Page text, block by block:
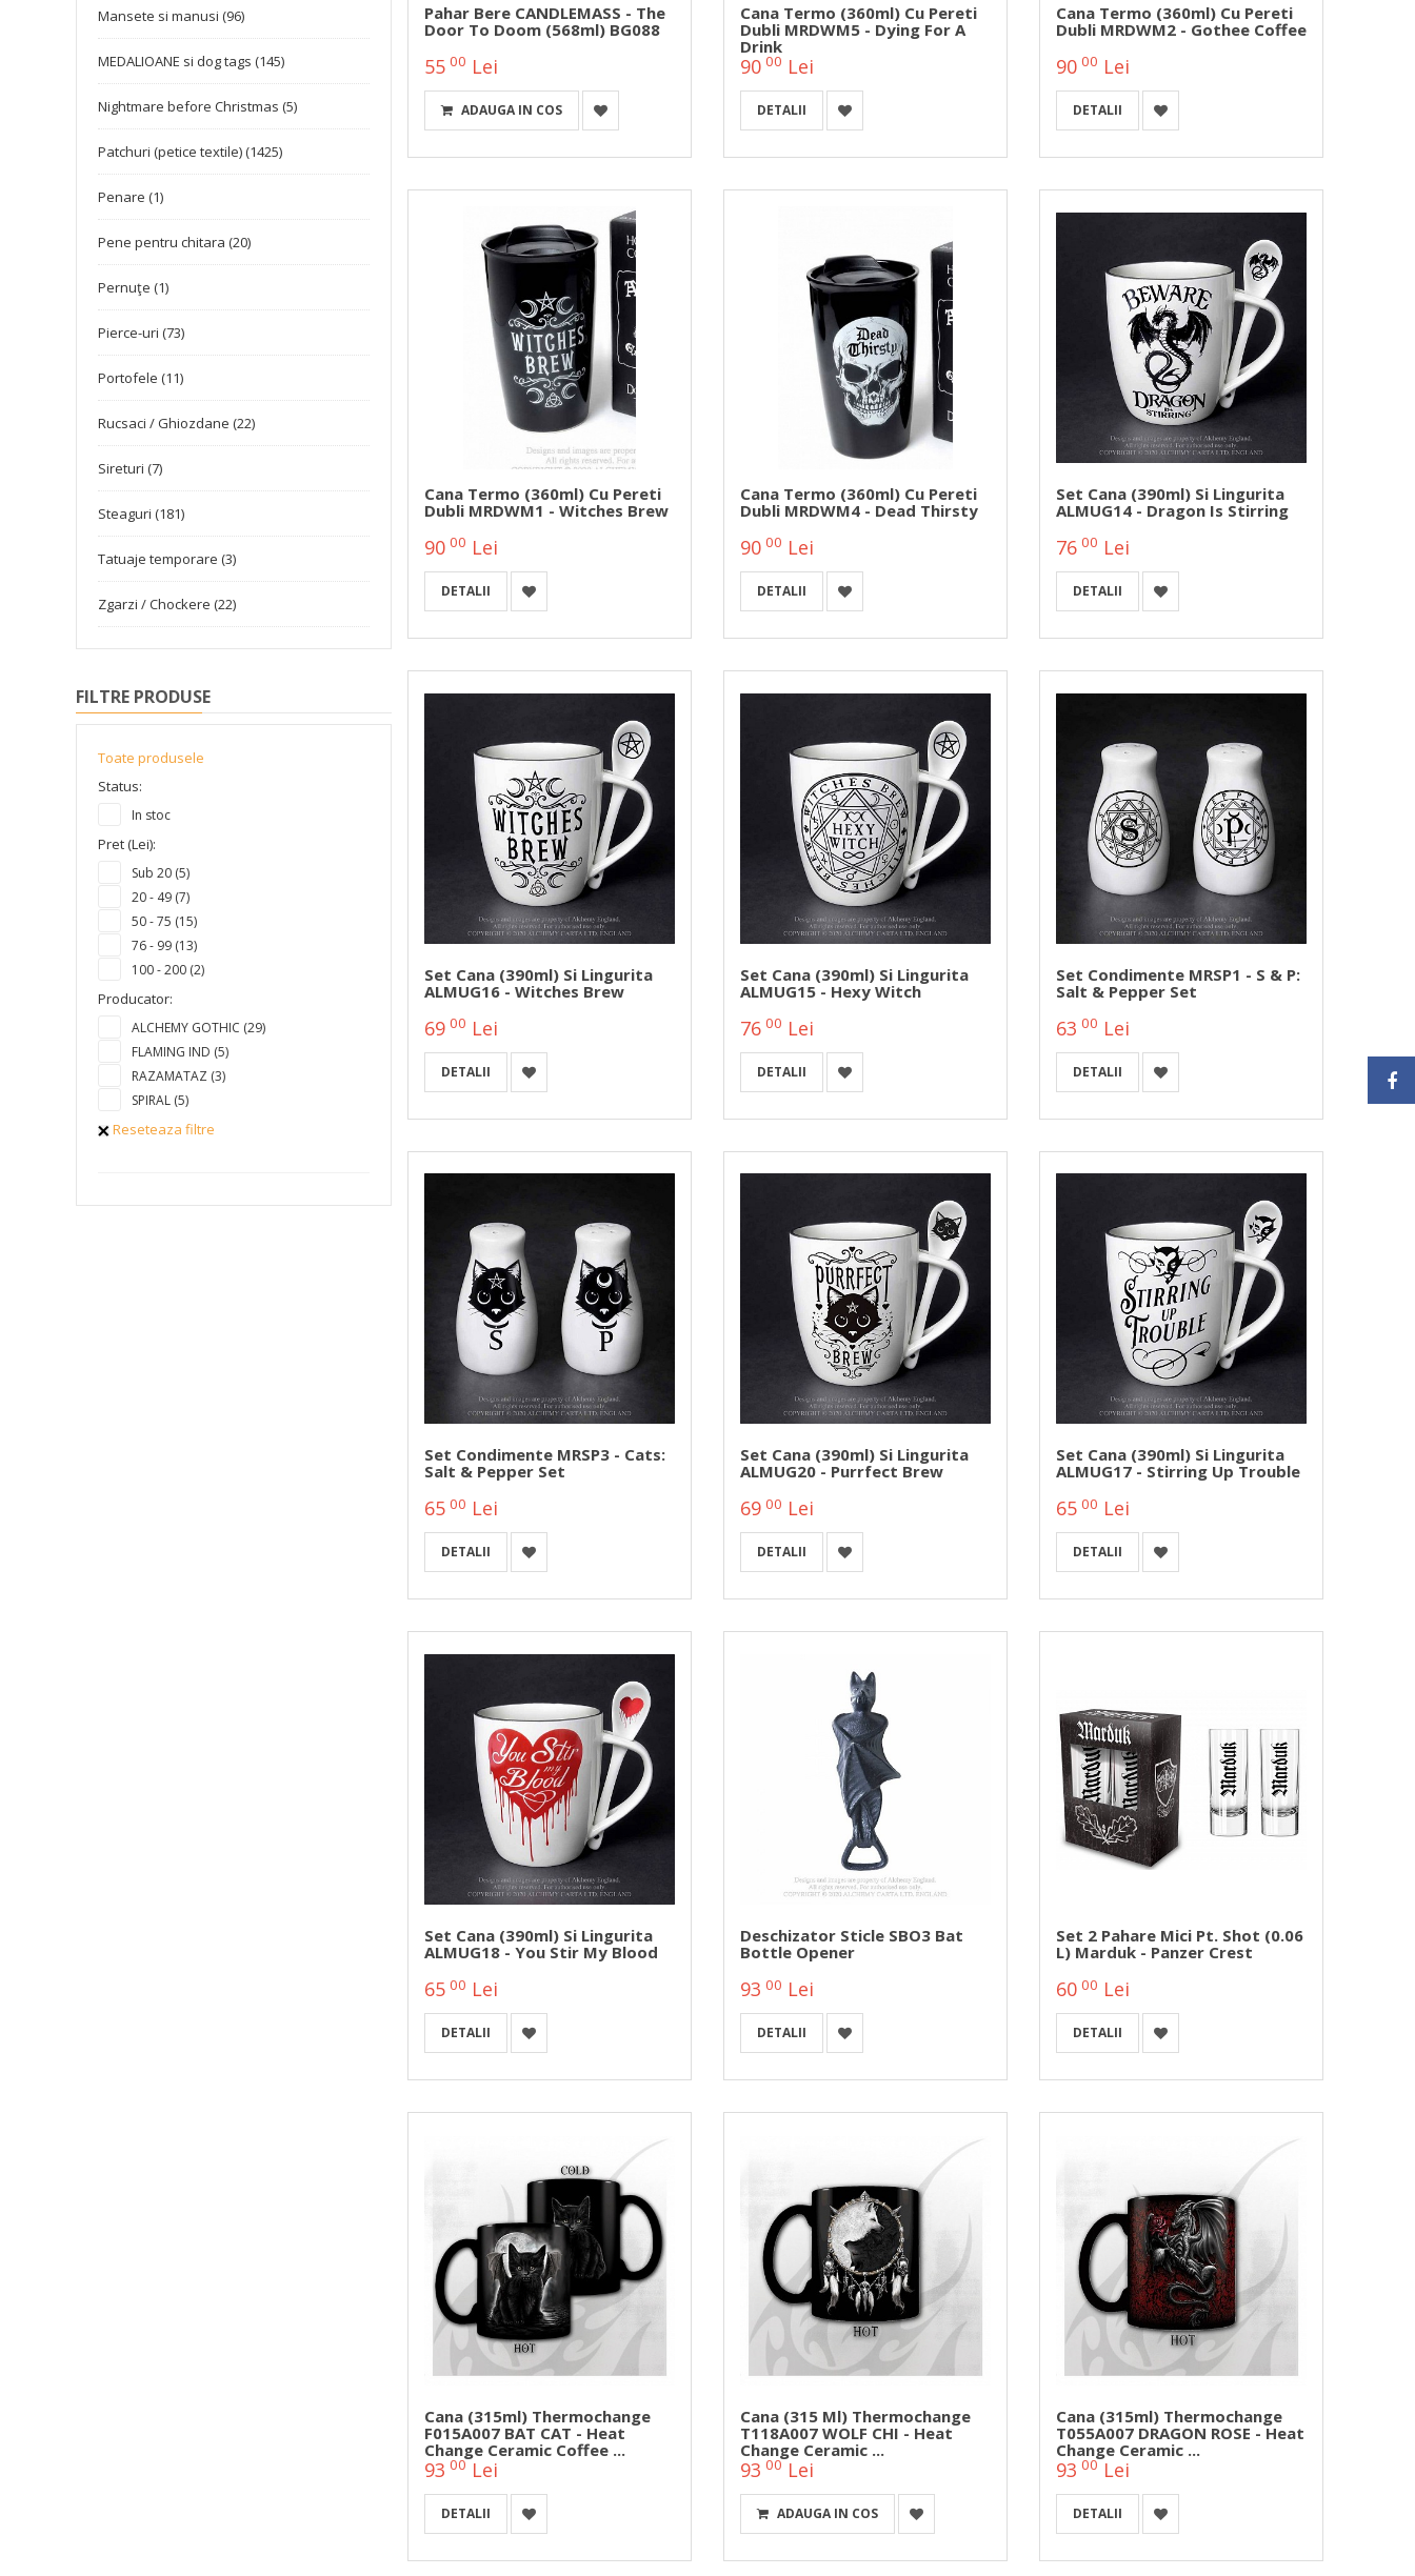
Mansete si manusi (96)
MEDALIOANE si dog tags (145)
Nightmare before Christmas (5)
Patchuri (petice textile) (1425)
Penare (1)
Pene pentru chitara (20)
Pernuţe (1)
Pierce-uri (73)
Portofele (11)
Rucsaci / Ghiozdane (22)
Sireturi (7)
Steaguri (181)
Tatuaje temporare (3)
Zgarzi / Chockere (22)
FILTRE PRODUSE
Toate produsele
Status:
In stoc
Pret (Lei):
Sub 20 (5)
20 - 49 (7)
50 - 75 (15)
76 - 99 (13)
100 - 200 (2)
Producator:
ALCHEMY GOTHIC (29)
FLAMING IND (5)
RAZAMATAZ (3)
SPIRAL (5)
Reseteaza filtre
Pahar Bere CANDLEMASS - The
Door To Doom (568ml) BG088
55 00 Lei
ADAUGA IN COS
Cana Termo (360ml) Cu Pereti
Dubli MRDWM5 - Dying For A
Drink
9000 Lei
DETALII
Cana Termo (360ml) Cu Pereti
Dubli MRDWM2 - Gothee Coffee
9000 Lei
DETALII
Cana Termo (360ml) Cu Pereti
Dubli MRDWM1 - Witches Brew
90 00 Lei
DETALII
Cana Termo (360ml) Cu Pereti
Dubli MRDWM4 - Dead Thirsty
9000 Lei
DETALII
Set Cana (390ml) Si Lingurita
ALMUG14 - Dragon Is Stirring
76 00 Lei
DETALII
Set Cana (390ml) Si Lingurita
ALMUG16 - Witches Brew
69 00 Lei
DETALII
Set Cana (390ml) Si Lingurita
ALMUG15 - Hexy Witch
76 00 Lei
DETALII
Set Condimente MRSP1 - S & P:
Salt & Pepper Set
63 00 Lei
DETALII
Set Condimente MRSP3 - Cats:
Salt & Pepper Set
65 00 Lei
DETALII
Set Cana (390ml) Si Lingurita
ALMUG20 - Purrfect Brew
6900 Lei
DETALII
Set Cana (390ml) Si Lingurita
ALMUG17 - Stirring Up Trouble
65 00 Lei
DETALII
Set Cana (390ml) Si Lingurita
ALMUG18 - You Stir My Blood
65 00 Lei
DETALII
Deschizator Sticle SBO3 Bat
Bottle Opener
93 00 Lei
DETALII
Set 2 Pahare Mici Pt. Shot (0.06
L) Marduk - Panzer Crest
6000 Lei
DETALII
Cana (315ml) Thermochange
F015A007 BAT CAT - Heat
Change Ceramic Coffee ...
93 00 Lei
DETALII
Cana (315 Ml) Thermochange
T118A007 WOLF CHI - Heat
Change Ceramic ...
93 00 Lei
ADAUGA IN COS
Cana (315ml) Thermochange
T055A007 DRAGON ROSE - Heat
Change Ceramic ...
93 00 Lei
DETALII